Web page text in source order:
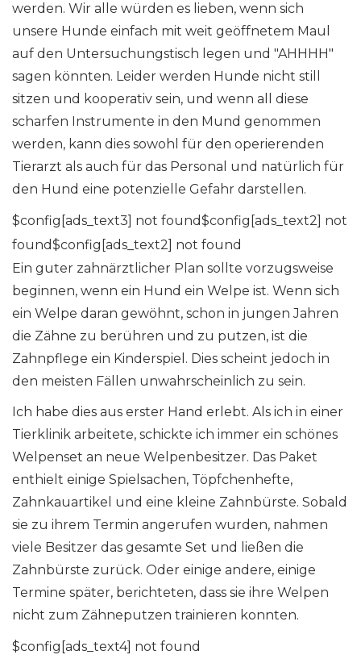
werden. Wir alle würden es lieben, wenn sich
unsere Hunde einfach mit weit geöffnetem Maul
auf den Untersuchungstisch legen und "AHHHH"
sagen könnten. Leider werden Hunde nicht still
sitzen und kooperativ sein, und wenn all diese
scharfen Instrumente in den Mund genommen
werden, kann dies sowohl für den operierenden
Tierarzt als auch für das Personal und natürlich für
den Hund eine potenzielle Gefahr darstellen.
$config[ads_text3] not found$config[ads_text2] not
found$config[ads_text2] not found
Ein guter zahnärztlicher Plan sollte vorzugsweise
beginnen, wenn ein Hund ein Welpe ist. Wenn sich
ein Welpe daran gewöhnt, schon in jungen Jahren
die Zähne zu berühren und zu putzen, ist die
Zahnpflege ein Kinderspiel. Dies scheint jedoch in
den meisten Fällen unwahrscheinlich zu sein.
Ich habe dies aus erster Hand erlebt. Als ich in einer
Tierklinik arbeitete, schickte ich immer ein schönes
Welpenset an neue Welpenbesitzer. Das Paket
enthielt einige Spielsachen, Töpfchenhefte,
Zahnkauartikel und eine kleine Zahnbürste. Sobald
sie zu ihrem Termin angerufen wurden, nahmen
viele Besitzer das gesamte Set und ließen die
Zahnbürste zurück. Oder einige andere, einige
Termine später, berichteten, dass sie ihre Welpen
nicht zum Zähneputzen trainieren konnten.
$config[ads_text4] not found